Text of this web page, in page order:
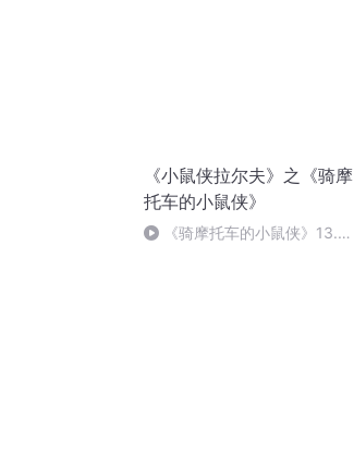
《小鼠侠拉尔夫》之《骑摩
托车的小鼠侠》
《骑摩托车的小鼠侠》13.写